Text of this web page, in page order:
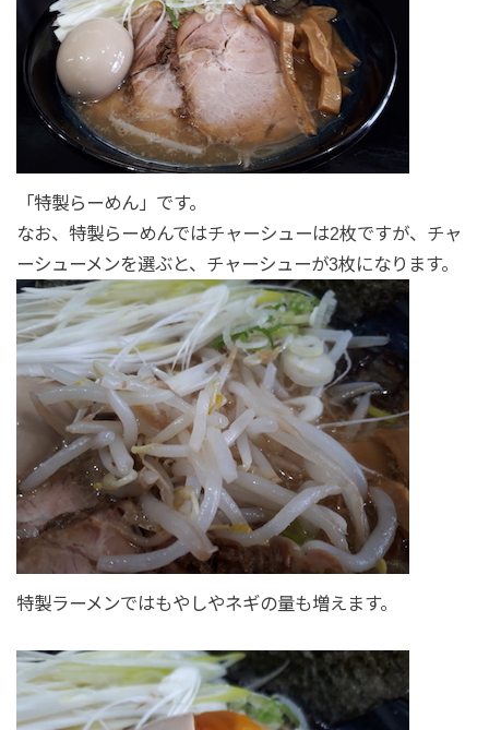
「特製らーめん」です。
なお、特製らーめんではチャーシューは2枚ですが、チャ
ーシューメンを選ぶと、チャーシューが3枚になります。
特製ラーメンではもやしやネギの量も増えます。